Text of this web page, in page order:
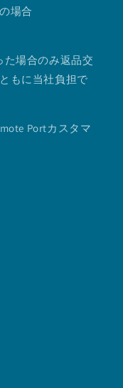
場合
た場合のみ返品交
もに当社負担で
Portカスタマ